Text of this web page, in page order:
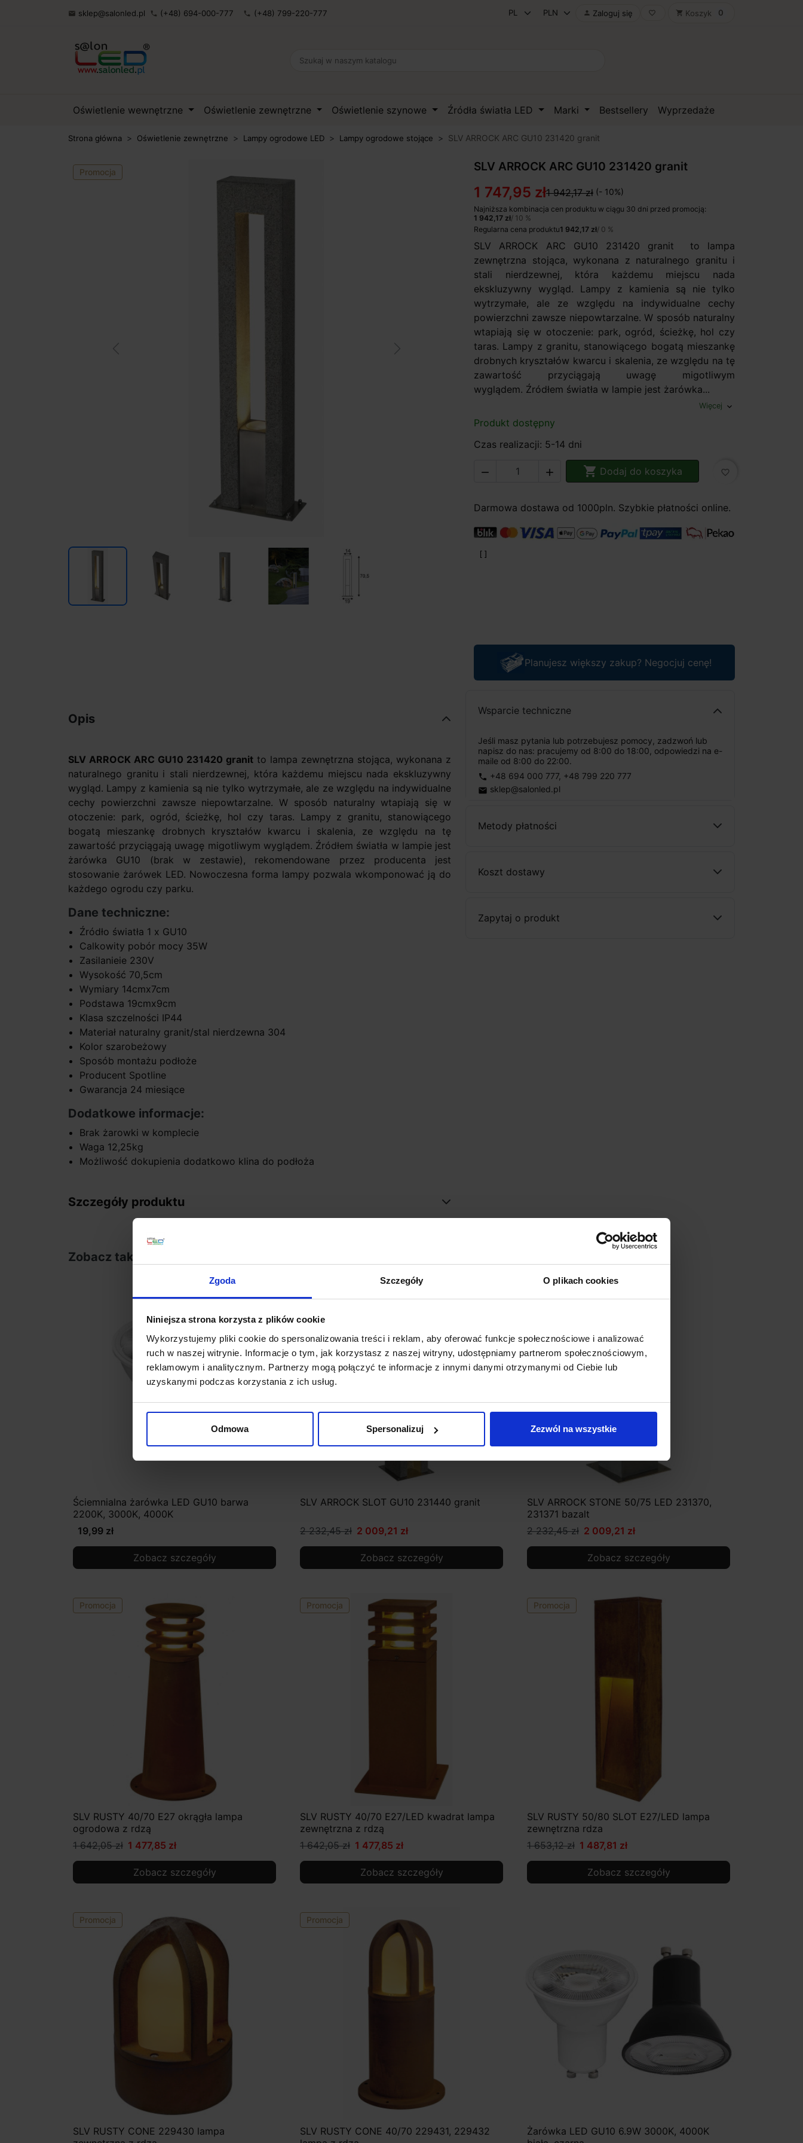
Zgoda Szczegóły O plikach cookies
Niniejsza strona korzysta z plików cookie
Wykorzystujemy pliki cookie do spersonalizowania treści i reklam, aby oferować funkcje społecznościowe i analizować
ruch w naszej witrynie. Informacje o tym, jak korzystasz z naszej witryny, udostępniamy partnerom społecznościowym,
reklamowym i analitycznym. Partnerzy mogą połączyć te informacje z innymi danymi otrzymanymi od Ciebie lub
uzyskanymi podczas korzystania z ich usług.
Odmowa Spersonalizuj Zezwól na wszystkie
 sklep@salonled.pl phone (+48) 694-000-777 phone (+48) 799-220-777  Zaloguj się favorite_border shopping_cart Koszyk 0
Oświetlenie wewnętrzne Oświetlenie zewnętrzne Oświetlenie szynowe Źródła światła LED Marki Bestsellery Wyprzedaże
Strona główna Oświetlenie zewnętrzne Lampy ogrodowe LED Lampy ogrodowe stojące SLV ARROCK ARC GU10 231420 granit
Promocja SLV ARROCK ARC GU10 231420 granit
1 747,95 zł1 942,17 zł (- 10%)
Najniższa kombinacja cen produktu w ciągu 30 dni przed promocją:
1 942,17 zł/ 10 %
Regularna cena produktu1 942,17 zł/ 0 %
SLV ARROCK ARC GU10 231420 granit to lampa
zewnętrzna stojąca, wykonana z naturalnego granitu i
stali nierdzewnej, która każdemu miejscu nada
ekskluzywny wygląd. Lampy z kamienia są nie tylko
wytrzymałe, ale ze względu na indywidualne cechy
powierzchni zawsze niepowtarzalne. W sposób naturalny
wtapiają się w otoczenie: park, ogród, ścieżkę, hol czy
taras. Lampy z granitu, stanowiącego bogatą mieszankę
drobnych kryształów kwarcu i skalenia, ze względu na tę
zawartość przyciągają uwagę migotliwym
wyglądem. Źródłem światła w lampie jest żarówka...
Więcej expand_more
Produkt dostępny
Czas realizacji: 5-14 dni
   Dodaj do koszyka favorite_border
Darmowa dostawa od 1000pln. Szybkie płatności online.
Planujesz większy zakup? Negocjuj cenę!
Wsparcie techniczne
Jeśli masz pytania lub potrzebujesz pomocy, zadzwoń lub
napisz do nas: pracujemy od 8:00 do 18:00, odpowiedzi na e-
maile od 8:00 do 22:00.
phone +48 694 000 777, +48 799 220 777
email sklep@salonled.pl
Metody płatności
Koszt dostawy
Zapytaj o produkt
Opis
SLV ARROCK ARC GU10 231420 granit to lampa zewnętrzna stojąca, wykonana z
naturalnego granitu i stali nierdzewnej, która każdemu miejscu nada ekskluzywny
wygląd. Lampy z kamienia są nie tylko wytrzymałe, ale ze względu na indywidualne
cechy powierzchni zawsze niepowtarzalne. W sposób naturalny wtapiają się w
otoczenie: park, ogród, ścieżkę, hol czy taras. Lampy z granitu, stanowiącego
bogatą mieszankę drobnych kryształów kwarcu i skalenia, ze względu na tę
zawartość przyciągają uwagę migotliwym wyglądem. Źródłem światła w lampie jest
żarówka GU10 (brak w zestawie), rekomendowane przez producenta jest
stosowanie żarówek LED. Nowoczesna forma lampy pozwala wkomponować ją do
każdego ogrodu czy parku.
Dane techniczne:
Źródło światła 1 x GU10
Calkowity pobór mocy 35W
Zasilanieie 230V
Wysokość 70,5cm
Wymiary 14cmx7cm
Podstawa 19cmx9cm
Klasa szczelności IP44
Materiał naturalny granit/stal nierdzewna 304
Kolor szarobeżowy
Sposób montażu podłoże
Producent Spotline
Gwarancja 24 miesiące
Dodatkowe informacje:
Brak żarowki w komplecie
Waga 12,25kg
Możliwość dokupienia dodatkowo klina do podłoża
Szczegóły produktu
Zobacz także
Ściemnialna żarówka LED GU10 barwa
2200K, 3000K, 4000K
19,99 zł
Zobacz szczegóły
SLV ARROCK SLOT GU10 231440 granit
2 232,45 zł 2 009,21 zł
Zobacz szczegóły
SLV ARROCK STONE 50/75 LED 231370,
231371 bazalt
2 232,45 zł 2 009,21 zł
Zobacz szczegóły
Promocja
SLV RUSTY 40/70 E27 okrągła lampa
ogrodowa z rdzą
1 642,05 zł 1 477,85 zł
Zobacz szczegóły
Promocja
SLV RUSTY 40/70 E27/LED kwadrat lampa
zewnętrzna z rdzą
1 642,05 zł 1 477,85 zł
Zobacz szczegóły
Promocja
SLV RUSTY 50/80 SLOT E27/LED lampa
zewnętrzna rdza
1 653,12 zł 1 487,81 zł
Zobacz szczegóły
Promocja
SLV RUSTY CONE 229430 lampa
Promocja
SLV RUSTY CONE 40/70 229431, 229432
Żarówka LED GU10 6.9W 3000K, 4000K